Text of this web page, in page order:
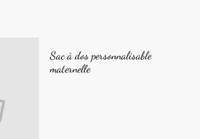
Sac à dos personnalisable
maternelle